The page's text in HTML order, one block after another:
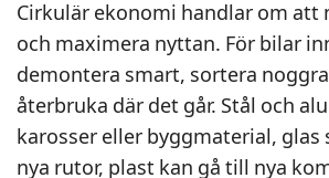
Cirkulär ekonomi handlar om att
och maximera nyttan. För bilar
demontera smart, sortera
återbruka där det går. Stål och
karosser eller byggmaterial, glas
nya rutor, plast kan gå till nya